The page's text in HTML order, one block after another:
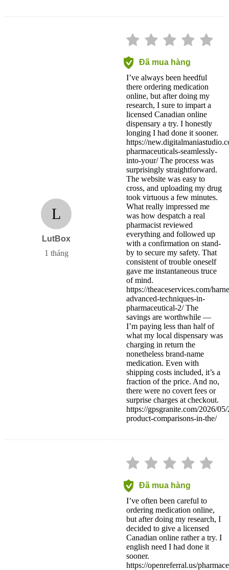
L
LutBox
1 tháng
Đã mua hàng
I’ve always been heedful
there ordering medication
online, but after doing my
research, I sure to impart a
licensed Canadian online
dispensary a try. I honestly
longing I had done it sooner.
https://
pharmaceuticals-seamlessly-
into-your/ The process was
surprisingly straightforward.
The website was easy to
cross, and uploading my drug
took virtuous a few minutes.
What really impressed me
was how despatch a real
pharmacist reviewed
everything and followed up
with a confirmation on stand-
by to secure my safety. That
consistent of trouble oneself
gave me instantaneous truce
of mind.
https://theaceservices.com/
advanced-techniques-in-
pharmaceutical-2/ The
savings are worthwhile —
I’m paying less than half of
what my local dispensary was
charging in return the
nonetheless brand-name
medication. Even with
shipping costs included, it’s a
fraction of the price. And no,
there were no covert fees or
surprise charges at checkout.
https://gpsgranite.com/2026/
product-comparisons-in-the/
Đã mua hàng
I’ve often been careful to
ordering medication online,
but after doing my research, I
decided to give a licensed
Canadian online rather a try. I
english need I had done it
sooner.
https://openreferral.us/